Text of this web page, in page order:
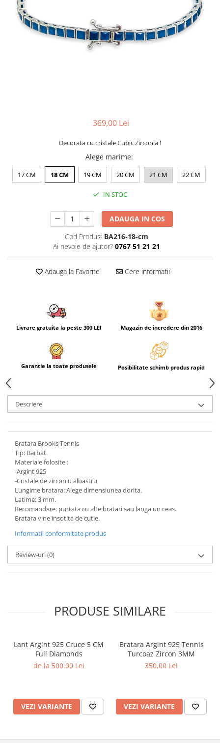
CERCEI
CEASURI DAMA
369,00 Lei
Decorata cu cristale Cubic Zirconia !
Alege marime:
17 CM 18 CM 19 CM 20 CM 21 CM 22 CM
IN STOC
ADAUGA IN COS
Cod Produs: BA216-18-cm
Ai nevoie de ajutor? 0767 51 21 21
Adauga la Favorite Cere informatii
Livrare gratuita la peste 300 LEI Magazin de incredere din 2016
Garantie la toate produsele Posibilitate schimb produs rapid
Descriere
Bratara Brooks Tennis
Tip: Barbat.
Materiale folosite :
-Argint 925
-Cristale de zirconiu albastru
Lungime bratara: Alege dimensiunea dorita.
Latime: 3 mm.
Recomandare: purtata cu alte bratari sau langa un ceas.
Bratara vine insotita de cutie.
Informatii conformitate produs
Review-uri(0)
PRODUSE SIMILARE
Lant Argint 925 Cruce 5 CM
Full Diamonds
de la 500,00 Lei
VEZI VARIANTE
Bratara Argint 925 Tennis
Turcoaz Zircon 3MM
350,00 Lei
VEZI VARIANTE